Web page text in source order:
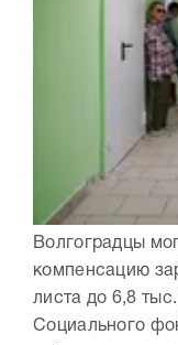
Волгоградцы
компенсацию
листа до 6,8
Социального